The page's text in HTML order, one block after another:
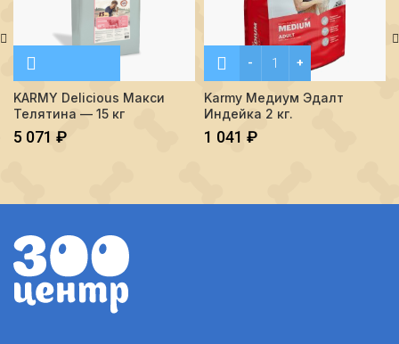
KARMY Delicious Макси
Телятина — 15 кг
5 071 ₽
Количество Karmy
Karmy Медиум Эдалт
Индейка 2 кг.
1 041 ₽